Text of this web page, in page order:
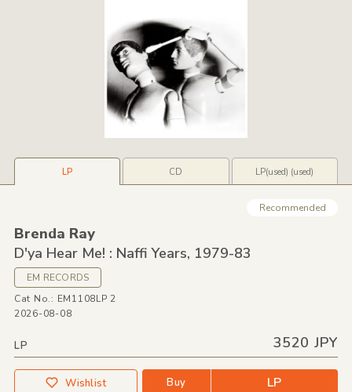
LP CD LP(used) (used)
Recommended
Brenda Ray
D'ya Hear Me! : Naffi Years, 1979-83
EM RECORDS
Cat No.: EM1108LP 2
2026-08-08
LP 3520 JPY
Wishlist Buy LP